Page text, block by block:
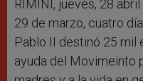
r
RIMINI, jueves, 28
29 de marzo, cuatro
Pablo II destinó 25 mil
ayuda del Movimeinto